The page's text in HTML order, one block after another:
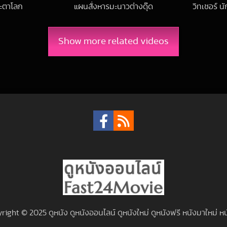
าโลก
แผนสั่งหารมะนาวต่างดุ๊ด
วิทเชอร์
Show more related videos
© 2025 ดูหนัง ดูหนังออนไลน์ ดูหนังใหม่ ดูหนังฟรี หนังมาใหม่ ห